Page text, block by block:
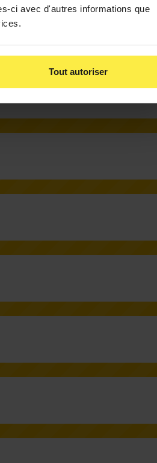
ci avec d'autres informations que
Tout autoriser